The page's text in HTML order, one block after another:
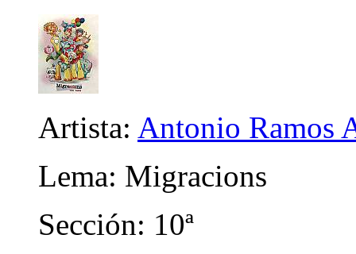
Artista: Antonio Ramos
Lema: Migracions
Sección: 10ª